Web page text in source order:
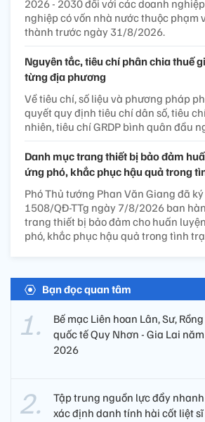
2026 - 2030 đối với các doanh
nghiệp có vốn nhà nước thuộc phạm
thành trước ngày 31/8/2026.
Nguyên tắc, tiêu chí phân chia thuế
từng địa phương
Về tiêu chí, số liệu và phương pháp
quyết quy định tiêu chí dân số, tiêu
nhiên, tiêu chí GRDP bình quân đầu
Danh mục trang thiết bị bảo đảm
ứng phó, khắc phục hậu quả trong
Phó Thủ tướng Phan Văn Giang đã
1508/QĐ-TTg ngày 7/8/2026 ban
trang thiết bị bảo đảm cho huấn
phó, khắc phục hậu quả trong tình
Bạn đọc quan tâm
Bế mạc Liên hoan Lân, Sư, Rồng
quốc tế Quy Nhơn - Gia Lai năm
2026
Tập trung nguồn lực đẩy nhanh
xác định danh tính hài cốt liệt sĩ